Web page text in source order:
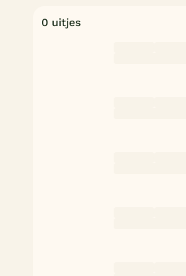
0 uitjes